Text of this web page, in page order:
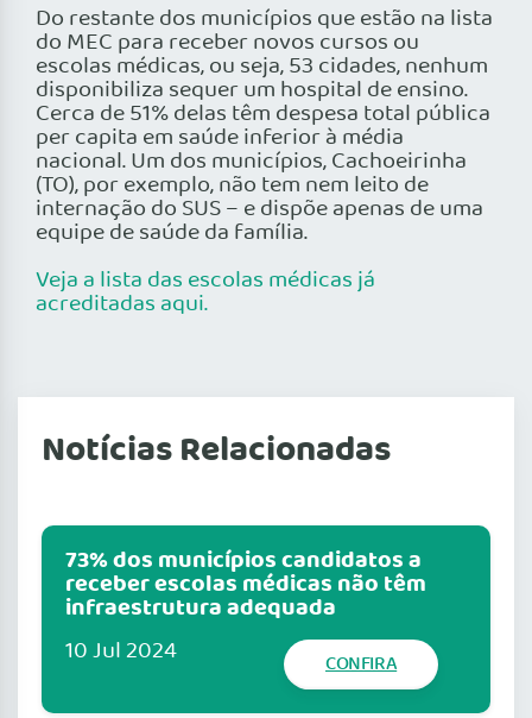
Do restante dos municípios que estão na lista
do MEC para receber novos cursos ou
escolas médicas, ou seja, 53 cidades, nenhum
disponibiliza sequer um hospital de ensino.
Cerca de 51% delas têm despesa total pública
per capita em saúde inferior à média
nacional. Um dos municípios, Cachoeirinha
(TO), por exemplo, não tem nem leito de
internação do SUS – e dispõe apenas de uma
equipe de saúde da família.
Veja a lista das escolas médicas já
acreditadas aqui.
Notícias Relacionadas
73% dos municípios candidatos a
receber escolas médicas não têm
infraestrutura adequada
10 Jul 2024 CONFIRA